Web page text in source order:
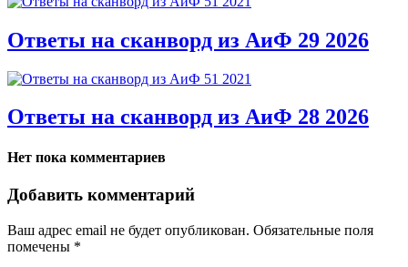
Ответы на сканворд из АиФ 29 2026
Ответы на сканворд из АиФ 28 2026
Нет пока комментариев
Добавить комментарий
Ваш адрес email не будет опубликован. Обязательные поля
помечены *